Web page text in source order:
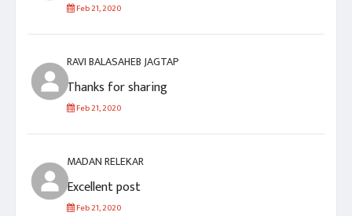
Feb 21, 2020
RAVI BALASAHEB JAGTAP
Thanks for sharing
Feb 21, 2020
MADAN RELEKAR
Excellent post
Feb 21, 2020